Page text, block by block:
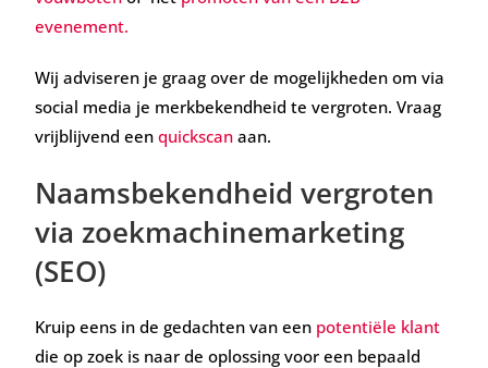
evenement.
Wij adviseren je graag over de mogelijkheden om via
social media je merkbekendheid te vergroten. Vraag
vrijblijvend eenquickscan aan.
Naamsbekendheid vergroten
via zoekmachinemarketing
(SEO)
Kruip eens in de gedachten van een potentiële klant
die op zoek is naar de oplossing voor een bepaald